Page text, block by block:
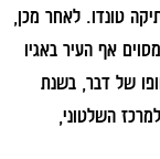
טונדו. לאחר מכן,
אף העיר באגיו
של דבר, בשנת
השלטוני,